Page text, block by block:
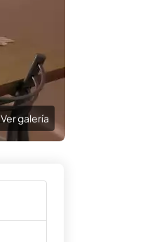
Ver galería